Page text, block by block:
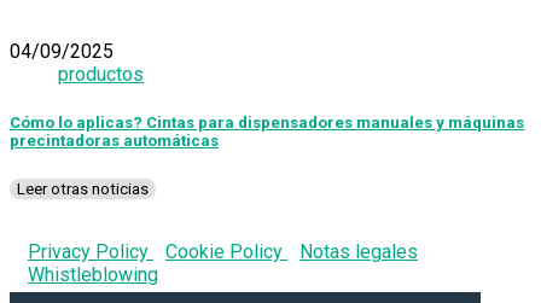
04/09/2025
productos
Cómo lo aplicas? Cintas para dispensadores manuales y máquinas
precintadoras automáticas
Leer otras noticias
Privacy Policy Cookie Policy
Notas legales
Whistleblowing